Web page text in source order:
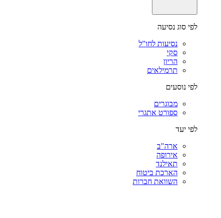
לפי סוג נסיעה
נסיעות לחו"ל
סקי
הריון
תרמילאים
לפי נוסעים
מבוגרים
ספורט אתגרי
לפי יעד
ארה"ב
אירופה
תאילנד
הארכת ביטוח
השוואת חברות